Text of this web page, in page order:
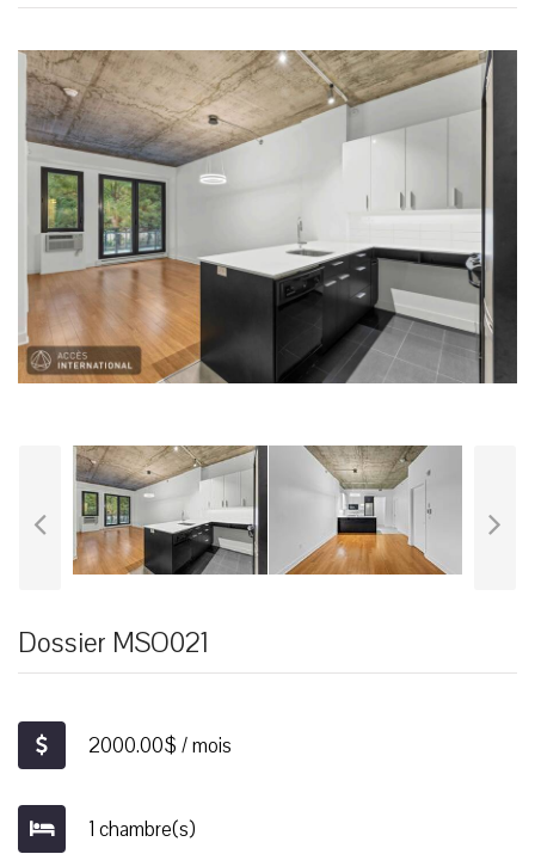
Dossier MSO021
2000.00$ / mois
1 chambre(s)